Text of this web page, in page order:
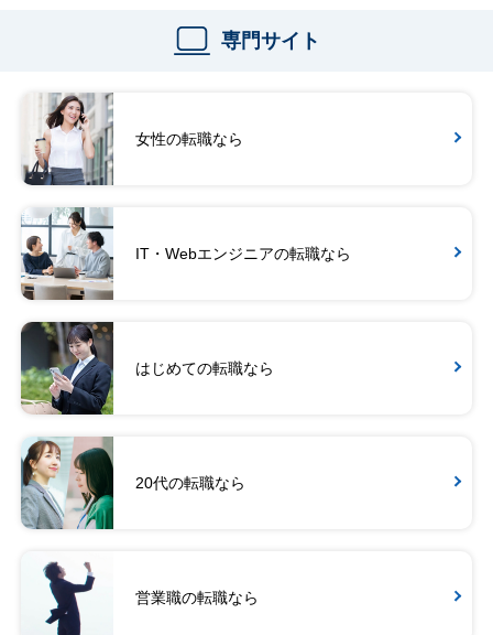
専門サイト
女性の転職なら
IT・Webエンジニアの転職なら
はじめての転職なら
20代の転職なら
営業職の転職なら